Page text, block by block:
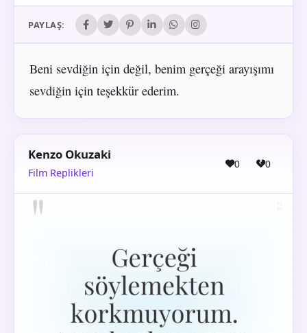
PAYLAŞ:
Beni sevdiğin için değil, benim gerçeği arayışımı
sevdiğin için teşekkür ederim.
Kenzo Okuzaki
Film Replikleri
0 0